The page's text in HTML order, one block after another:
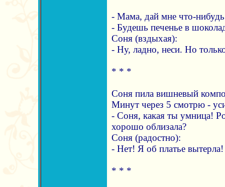
- Мама, дай мне что-нибудь
- Будешь печенье в
Соня (вздыхая):
- Ну, ладно, неси. Но
* * *
Соня пила вишневый
Минут через 5 смотрю -
- Соня, какая ты умница!
хорошо облизала?
Соня (радостно):
- Нет! Я об платье вытерла!
* * *